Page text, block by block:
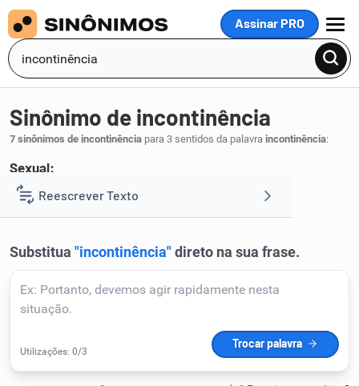
Assinar PRO
MENU
Reescrever Texto
Corrigir Texto
Humanizador de IA
Sinônimo de incontinência
7 sinônimos de incontinência para 3 sentidos da palavra incontinência:
Sexual:
1 devassidão.